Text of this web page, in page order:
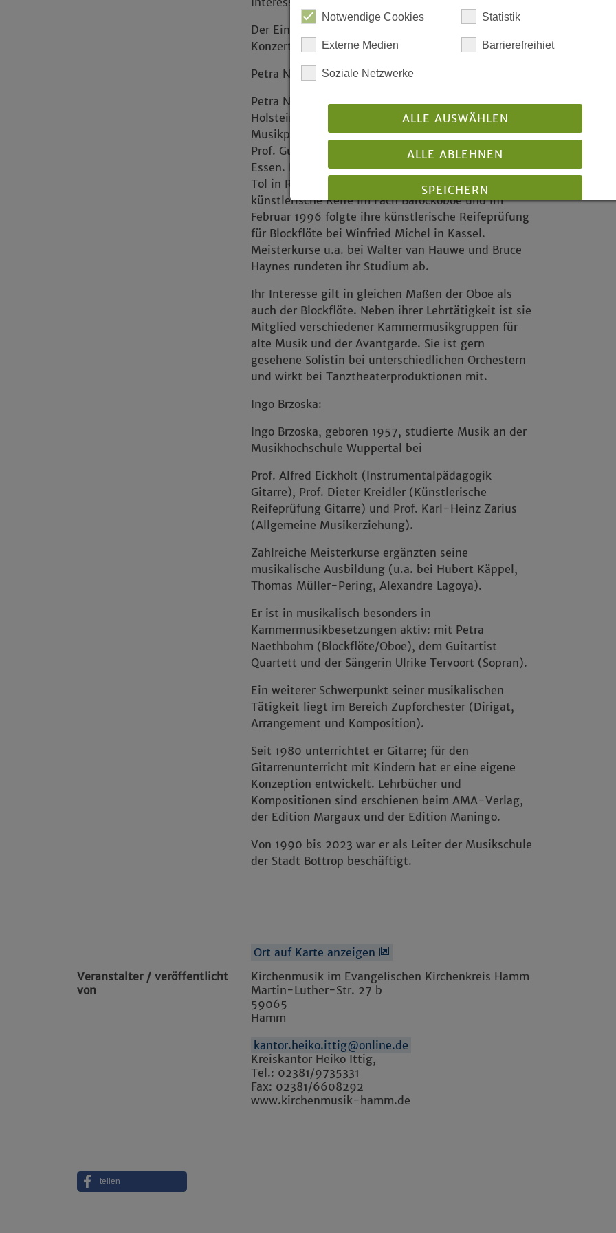
Der Eintritt ist frei, um Spenden zur
Konzertfinanzierung wird ausgangs gebeten.
Petra Naethbohm:
Petra Naethbohm, geboren in Reinfeld (Schleswig-
Holstein), erhielt 1991 ihr Examen als Diplom-
Musikpädagogin mit dem Hauptfach Blockflöte bei
Prof. Gudrun Heyens an der Folkwang-Hochschule
Essen. Danach studierte sie Blockflöte u.a. bei Han
Tol in Rotterdam. Im Juni 1995 erlangte sie ihre
künstlerische Reife im Fach Barockoboe und im
Februar 1996 folgte ihre künstlerische Reifeprüfung
für Blockflöte bei Winfried Michel in Kassel.
Meisterkurse u.a. bei Walter van Hauwe und Bruce
Haynes rundeten ihr Studium ab.
Ihr Interesse gilt in gleichen Maßen der Oboe als
auch der Blockflöte. Neben ihrer Lehrtätigkeit ist sie
Mitglied verschiedener Kammermusikgruppen für
alte Musik und der Avantgarde. Sie ist gern
gesehene Solistin bei unterschiedlichen Orchestern
und wirkt bei Tanztheaterproduktionen mit.
Ingo Brzoska:
Ingo Brzoska, geboren 1957, studierte Musik an der
Musikhochschule Wuppertal bei
Prof. Alfred Eickholt (Instrumentalpädagogik
Gitarre), Prof. Dieter Kreidler (Künstlerische
Reifeprüfung Gitarre) und Prof. Karl-Heinz Zarius
(Allgemeine Musikerziehung).
Zahlreiche Meisterkurse ergänzten seine
musikalische Ausbildung (u.a. bei Hubert Käppel,
Thomas Müller-Pering, Alexandre Lagoya).
Er ist in musikalisch besonders in
Kammermusikbesetzungen aktiv: mit Petra
Naethbohm (Blockflöte/Oboe), dem Guitartist
Quartett und der Sängerin Ulrike Tervoort (Sopran).
Ein weiterer Schwerpunkt seiner musikalischen
Tätigkeit liegt im Bereich Zupforchester (Dirigat,
Arrangement und Komposition).
Seit 1980 unterrichtet er Gitarre; für den
Gitarrenunterricht mit Kindern hat er eine eigene
Konzeption entwickelt. Lehrbücher und
Kompositionen sind erschienen beim AMA-Verlag,
der Edition Margaux und der Edition Maningo.
Von 1990 bis 2023 war er als Leiter der Musikschule
der Stadt Bottrop beschäftigt.
Ort auf Karte anzeigen
Veranstalter / veröffentlicht
von
Kirchenmusik im Evangelischen Kirchenkreis Hamm
Martin-Luther-Str. 27 b
59065
Hamm
kantor.heiko.ittig@online.de
Kreiskantor Heiko Ittig,
Tel.: 02381/9735331
Fax: 02381/6608292
www.kirchenmusik-hamm.de
teilen
Notwendige Cookies Statistik
Externe Medien Barrierefreihiet
Soziale Netzwerke
ALLE AUSWÄHLEN
ALLE ABLEHNEN
SPEICHERN
Details anzeigen
Impressum|Datenschutz